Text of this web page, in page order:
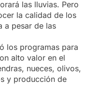
las lluvias. Pero
la calidad de los
a pesar de las
los programas para
alto valor en el
nueces, olivos,
y producción de